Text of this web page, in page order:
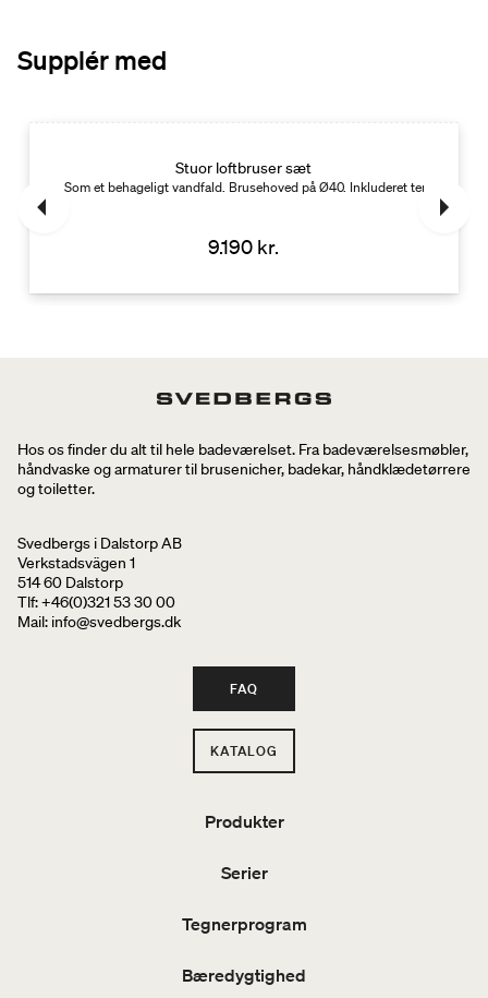
Supplér med
Stuor loftbruser sæt
Som et behageligt vandfald. Brusehoved på Ø40. Inkluderet
9.190 kr.
Hos os finder du alt til hele badeværelset. Fra badeværelsesmøbler,
håndvaske og armaturer til brusenicher, badekar, håndklædetørrere
og toiletter.
Svedbergs i Dalstorp AB
Verkstadsvägen 1
514 60 Dalstorp
Tlf: +46(0)321 53 30 00
Mail: info@svedbergs.dk
FAQ
KATALOG
Produkter
Serier
Tegnerprogram
Bæredygtighed